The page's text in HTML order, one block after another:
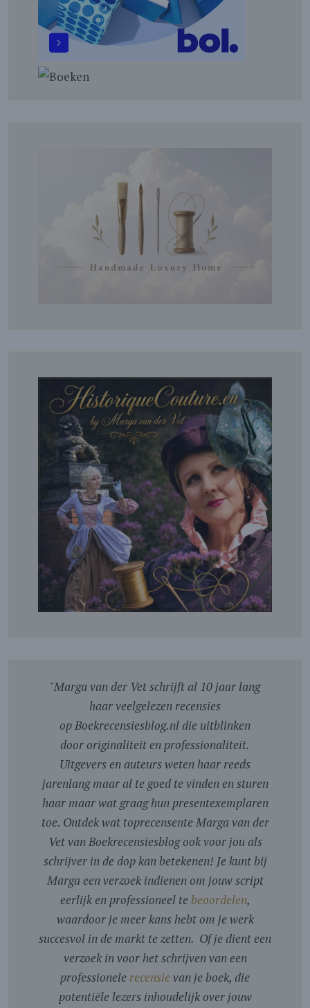
"Marga van der Vet schrijft al 10 jaar lang
haar veelgelezen recensies
op Boekrecensiesblog.nl die uitblinken
door originaliteit en professionaliteit.
Uitgevers en auteurs weten haar reeds
jarenlang maar al te goed te vinden en sturen
haar maar wat graag hun presentexemplaren
toe. Ontdek wat toprecensente Marga van der
Vet van Boekrecensiesblog ook voor jou als
schrijver in de dop kan betekenen! Je kunt bij
Marga een verzoek indienen om jouw script
eerlijk en professioneel te beoordelen,
waardoor je meer kans hebt om je werk
succesvol in de markt te zetten. Of je dient een
verzoek in voor het schrijven van een
professionele recensievan je boek, die
potentiële lezers inhoudelijk over jouw